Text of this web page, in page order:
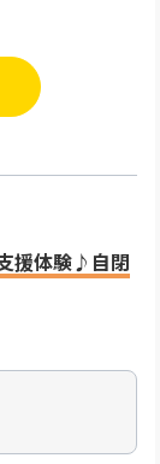
援体験♪自閉